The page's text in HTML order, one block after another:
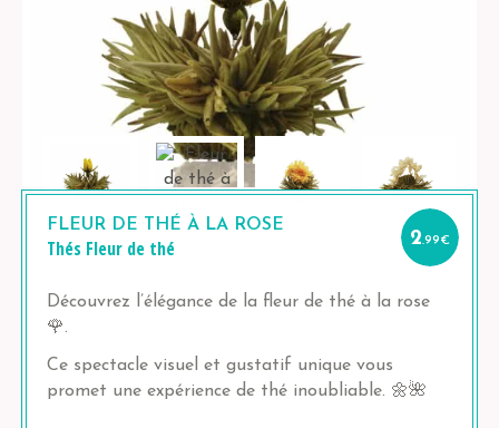
FLEUR DE THÉ À LA ROSE
Thés Fleur de thé 2.99€
Découvrez l’élégance de la fleur de thé à la rose
🌹.
Ce spectacle visuel et gustatif unique vous
promet une expérience de thé inoubliable. 🌼🌺